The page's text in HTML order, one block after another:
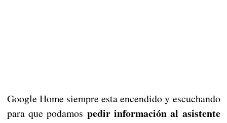
Google Home siempre esta encendido y escuchando
para que podamos pedir información al asistente